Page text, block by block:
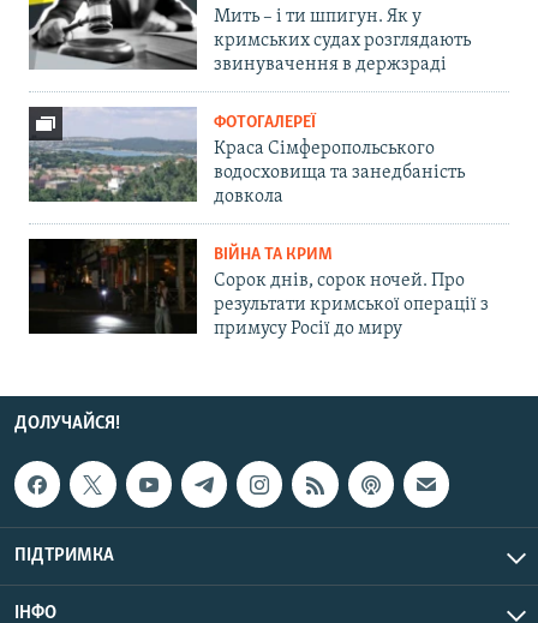
Мить – і ти шпигун. Як у
кримських судах розглядають
звинувачення в держзраді
ФОТОГАЛЕРЕЇ
Краса Сімферопольського
водосховища та занедбаність
довкола
ВІЙНА ТА КРИМ
Сорок днів, сорок ночей. Про
результати кримської операції з
примусу Росії до миру
ДОЛУЧАЙСЯ!
ПІДТРИМКА
ІНФО